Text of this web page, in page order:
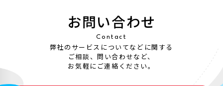
お問い合わせ
Contact
弊社のサービスについてなどに関する
ご相談、問い合わせなど、
お気軽にご連絡ください。